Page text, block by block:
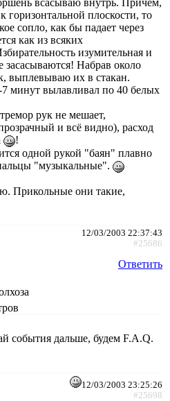
плоскости, то
сопло, как бы падает через
как из всяких
изумительная и
Набрав около
выплевываю их в стакан.
минут вылавливал по 40 белых
рук не мешает,
и всё видно), расход
!
одной рукой "баян" плавно
"музыкальные".
Прикольные они такие,
12/03/2003 22:37:43
#25686
Ответить
события дальше, будем F.A.Q.
12/03/2003 23:25:26
#25698